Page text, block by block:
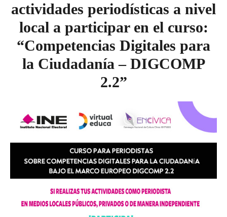
actividades periodísticas a nivel
local a participar en el curso:
“Competencias Digitales para
la Ciudadanía – DIGCOMP
2.2”